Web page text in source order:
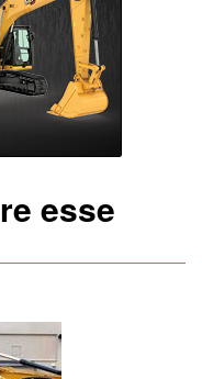
esse